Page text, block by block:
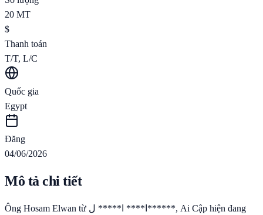
20 MT
$
Thanh toán
T/T, L/C
Quốc gia
Egypt
Đăng
04/06/2026
Mô tả chi tiết
Ông Hosam Elwan từ ا**** ا***** ل******, Ai Cập hiện đang